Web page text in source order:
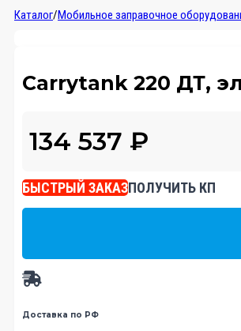
Каталог
Каталог/Мобильное заправочное
Carrytank 220 ДТ,
134 537 ₽
БЫСТРЫЙ ЗАКАЗПОЛУЧИТЬ КП
Доставка по РФ